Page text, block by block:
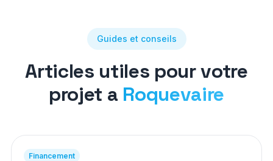
Guides et conseils
Articles utiles pour votre
projet a Roquevaire
Financement